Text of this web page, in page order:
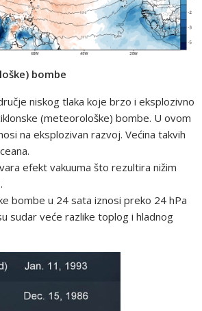
bombe
niskog tlaka koje brzo i eksplozivno
(meteorološke) bombe. U ovom
na eksplozivan razvoj. Većina takvih
efekt vakuuma što rezultira nižim
bombe u 24 sata iznosi preko 24 hPa
sudar veće razlike toplog i hladnog